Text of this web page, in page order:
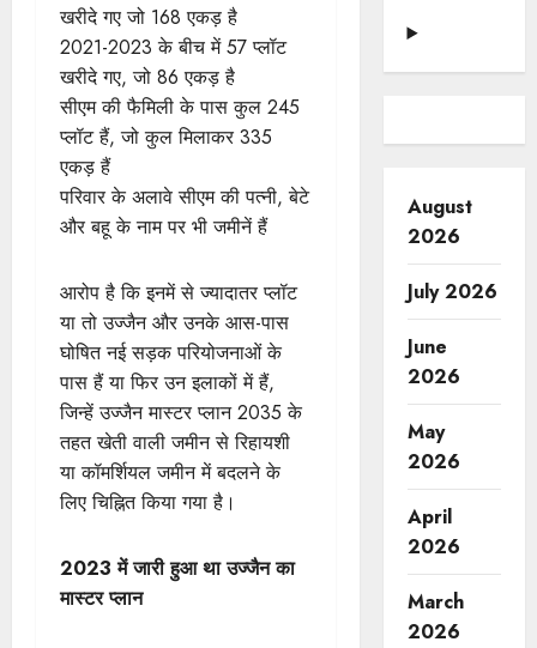
खरीदे गए जो 168 एकड़ है
2021-2023 के बीच में 57 प्लॉट
खरीदे गए, जो 86 एकड़ है
सीएम की फैमिली के पास कुल 245
प्लॉट हैं, जो कुल मिलाकर 335
एकड़ हैं
परिवार के अलावे सीएम की पत्नी, बेटे
और बहू के नाम पर भी जमीनें हैं
आरोप है कि इनमें से ज्यादातर प्लॉट
या तो उज्जैन और उनके आस-पास
घोषित नई सड़क परियोजनाओं के
पास हैं या फिर उन इलाकों में हैं,
जिन्हें उज्जैन मास्टर प्लान 2035 के
तहत खेती वाली जमीन से रिहायशी
या कॉमर्शियल जमीन में बदलने के
लिए चिह्नित किया गया है।
2023 में जारी हुआ था उज्जैन का
मास्टर प्लान
August
2026
July 2026
June
2026
May
2026
April
2026
March
2026